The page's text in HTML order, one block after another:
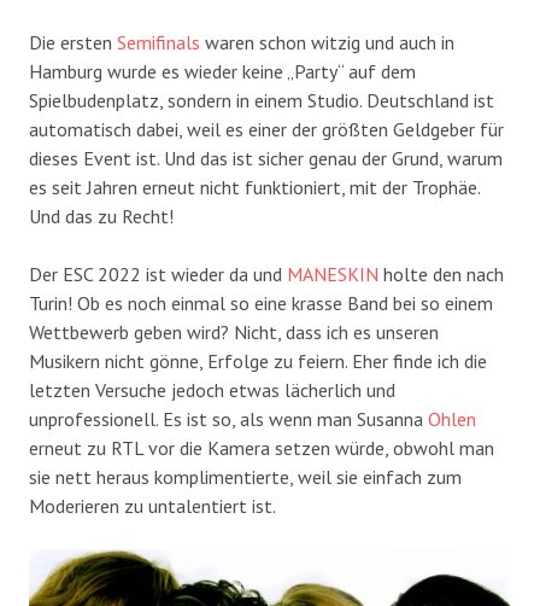
Die ersten Semifinals waren schon witzig und auch in
Hamburg wurde es wieder keine „Party“ auf dem
Spielbudenplatz, sondern in einem Studio. Deutschland ist
automatisch dabei, weil es einer der größten Geldgeber für
dieses Event ist. Und das ist sicher genau der Grund, warum
es seit Jahren erneut nicht funktioniert, mit der Trophäe.
Und das zu Recht!
Der ESC 2022 ist wieder da und MANESKIN holte den nach
Turin! Ob es noch einmal so eine krasse Band bei so einem
Wettbewerb geben wird? Nicht, dass ich es unseren
Musikern nicht gönne, Erfolge zu feiern. Eher finde ich die
letzten Versuche jedoch etwas lächerlich und
unprofessionell. Es ist so, als wenn man Susanna Ohlen
erneut zu RTL vor die Kamera setzen würde, obwohl man
sie nett heraus komplimentierte, weil sie einfach zum
Moderieren zu untalentiert ist.